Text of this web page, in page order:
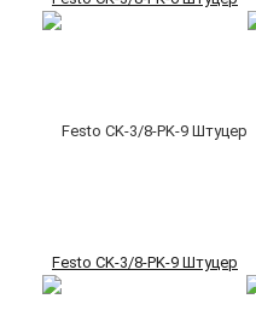
Festo CK-3/8-PK-9 Штуцер